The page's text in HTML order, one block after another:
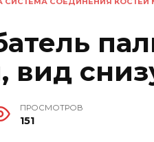
вид
ПРОСМОТРОВ
151